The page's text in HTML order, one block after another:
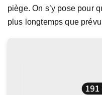
piège. On s’y pose pour
plus longtemps que